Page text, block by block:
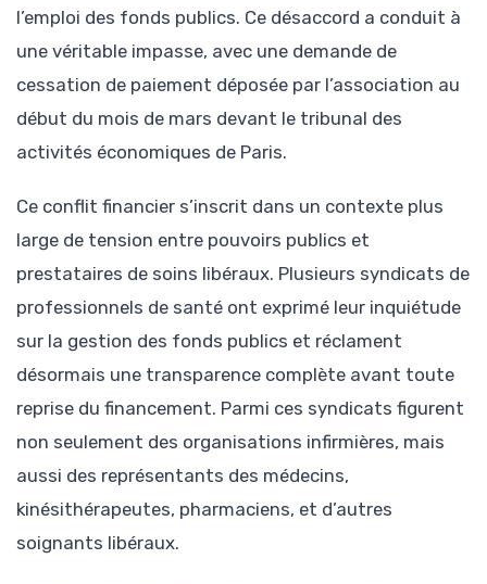
l’emploi des fonds publics. Ce désaccord a conduit à
une véritable impasse, avec une demande de
cessation de paiement déposée par l’association au
début du mois de mars devant le tribunal des
activités économiques de Paris.
Ce conflit financier s’inscrit dans un contexte plus
large de tension entre pouvoirs publics et
prestataires de soins libéraux. Plusieurs syndicats de
professionnels de santé ont exprimé leur inquiétude
sur la gestion des fonds publics et réclament
désormais une transparence complète avant toute
reprise du financement. Parmi ces syndicats figurent
non seulement des organisations infirmières, mais
aussi des représentants des médecins,
kinésithérapeutes, pharmaciens, et d’autres
soignants libéraux.